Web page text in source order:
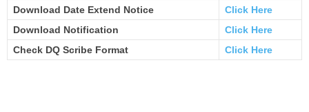
Download Date Extend Notice
Click Here
Download Notification
Click Here
Check DQ Scribe Format
Click Here